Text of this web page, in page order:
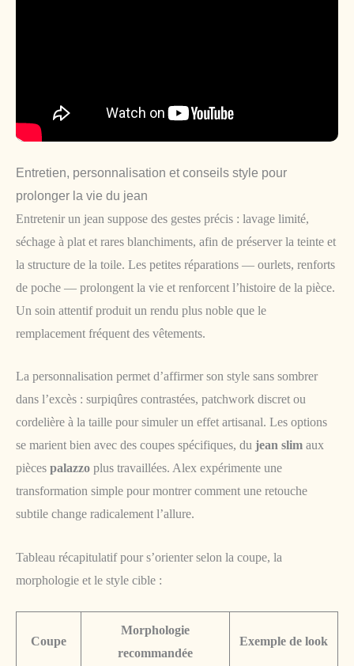
Entretien, personnalisation et conseils style pour
prolonger la vie du jean
Entretenir un jean suppose des gestes précis : lavage limité,
séchage à plat et rares blanchiments, afin de préserver la teinte et
la structure de la toile. Les petites réparations — ourlets, renforts
de poche — prolongent la vie et renforcent l’histoire de la pièce.
Un soin attentif produit un rendu plus noble que le
remplacement fréquent des vêtements.
La personnalisation permet d’affirmer son style sans sombrer
dans l’excès : surpiqûres contrastées, patchwork discret ou
cordelière à la taille pour simuler un effet artisanal. Les options
se marient bien avec des coupes spécifiques, du jean slim aux
pièces palazzo plus travaillées. Alex expérimente une
transformation simple pour montrer comment une retouche
subtile change radicalement l’allure.
Tableau récapitulatif pour s’orienter selon la coupe, la
morphologie et le style cible :
Coupe
Morphologie
recommandée
Exemple de look